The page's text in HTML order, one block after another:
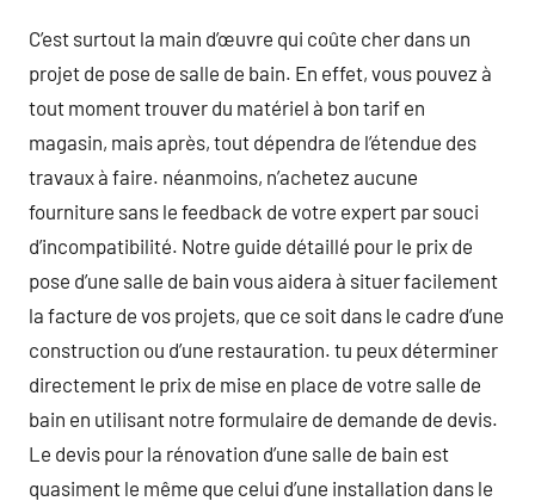
C’est surtout la main d’œuvre qui coûte cher dans un
projet de pose de salle de bain. En effet, vous pouvez à
tout moment trouver du matériel à bon tarif en
magasin, mais après, tout dépendra de l’étendue des
travaux à faire. néanmoins, n’achetez aucune
fourniture sans le feedback de votre expert par souci
d’incompatibilité. Notre guide détaillé pour le prix de
pose d’une salle de bain vous aidera à situer facilement
la facture de vos projets, que ce soit dans le cadre d’une
construction ou d’une restauration. tu peux déterminer
directement le prix de mise en place de votre salle de
bain en utilisant notre formulaire de demande de devis.
Le devis pour la rénovation d’une salle de bain est
quasiment le même que celui d’une installation dans le